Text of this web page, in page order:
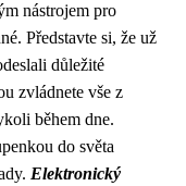
nástrojem pro
Představte si, že už
důležité
zvládnete vše z
během dne.
do světa
Elektronický